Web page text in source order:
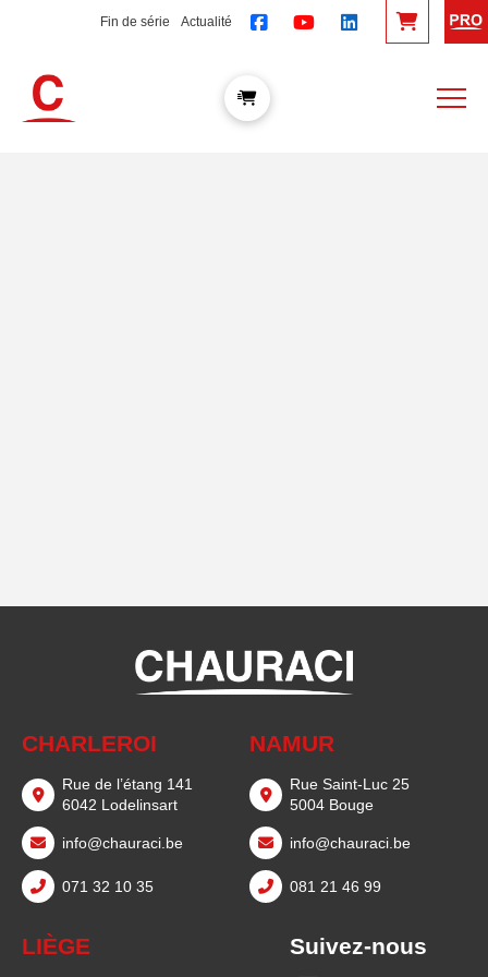
Fin de série Actualité
CHARLEROI
Rue de l’étang 141
6042 Lodelinsart
info@chauraci.be
071 32 10 35
NAMUR
Rue Saint-Luc 25
5004 Bouge
info@chauraci.be
081 21 46 99
LIÈGE Suivez-nous